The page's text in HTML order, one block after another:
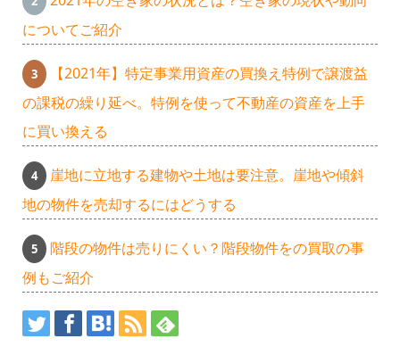
についてご紹介
【2021年】特定事業用資産の買換え特例で譲渡益
の課税の繰り延べ。特例を使って不動産の資産を上手
に買い換える
崖地に立地する建物や土地は要注意。崖地や傾斜
地の物件を売却するにはどうする
階段の物件は売りにくい？階段物件をの買取の事
例もご紹介